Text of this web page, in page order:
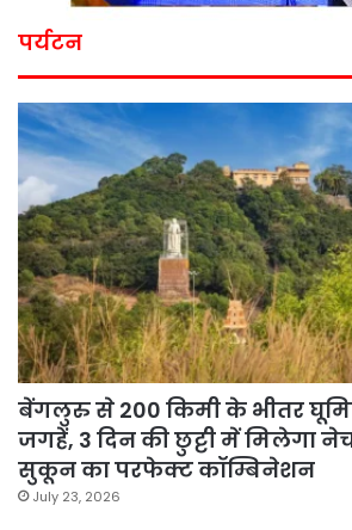
पर्यटन
बेंगलुरु से 200 किमी के भीतर
जगहें, 3 दिन की छुट्टी में मिलेगा
सुकून का परफेक्ट कॉम्बिनेशन
July 23, 2026